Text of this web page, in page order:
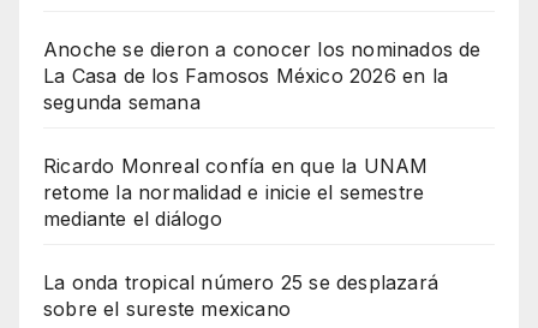
Anoche se dieron a conocer los nominados de
La Casa de los Famosos México 2026 en la
segunda semana
Ricardo Monreal confía en que la UNAM
retome la normalidad e inicie el semestre
mediante el diálogo
La onda tropical número 25 se desplazará
sobre el sureste mexicano